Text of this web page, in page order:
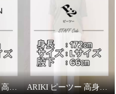
ARIKI アンダモン 高身長スタッフがはいてみました！ ARIKI ピーツー 高身長スタッフがはいてみました！